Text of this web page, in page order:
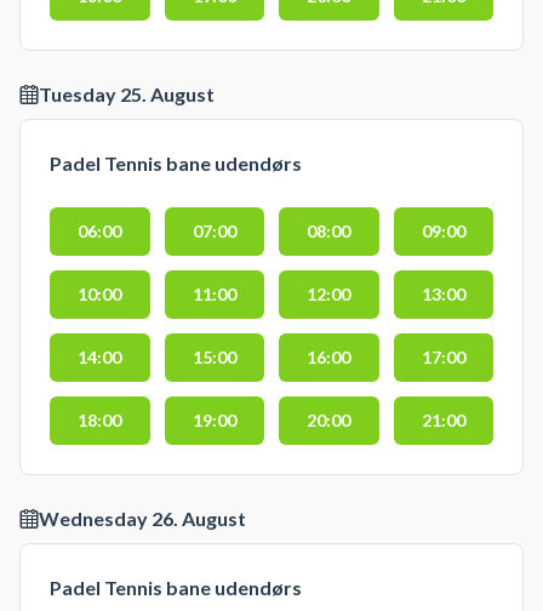
Tuesday 25. August
Padel Tennis bane udendørs
06:00 07:00 08:00 09:00
10:00 11:00 12:00 13:00
14:00 15:00 16:00 17:00
18:00 19:00 20:00 21:00
Wednesday 26. August
Padel Tennis bane udendørs